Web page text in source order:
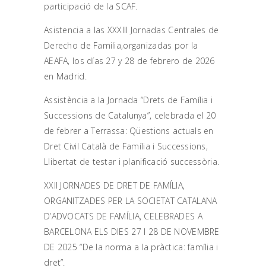
participació de la SCAF.
Asistencia a las XXXIII Jornadas Centrales de
Derecho de Familia,organizadas por la
AEAFA, los días 27 y 28 de febrero de 2026
en Madrid.
Assistència a la Jornada “Drets de Família i
Successions de Catalunya”, celebrada el 20
de febrer a Terrassa: Qüestions actuals en
Dret Civil Català de Família i Successions,
Llibertat de testar i planificació successòria.
XXII JORNADES DE DRET DE FAMÍLIA,
ORGANITZADES PER LA SOCIETAT CATALANA
D’ADVOCATS DE FAMÍLIA, CELEBRADES A
BARCELONA ELS DIES 27 I 28 DE NOVEMBRE
DE 2025 “De la norma a la pràctica: família i
dret”.